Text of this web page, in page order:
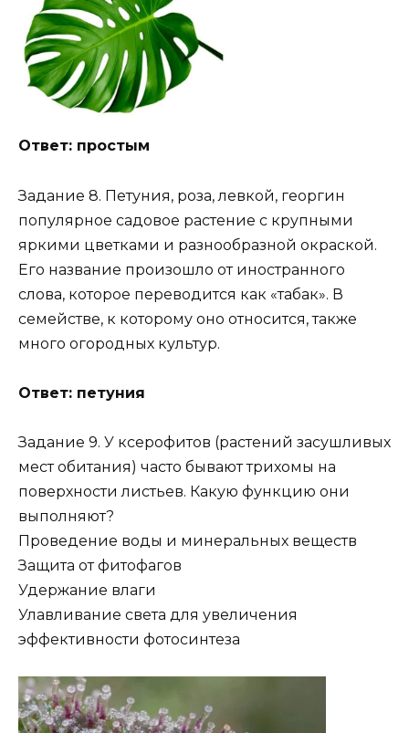
Ответ: простым
Задание 8. Петуния, роза, левкой, георгин
популярное садовое растение с крупными
яркими цветками и разнообразной окраской.
Его название произошло от иностранного
слова, которое переводится как «табак». В
семействе, к которому оно относится, также
много огородных культур.
Ответ: петуния
Задание 9. У ксерофитов (растений засушливых
мест обитания) часто бывают трихомы на
поверхности листьев. Какую функцию они
выполняют?
Проведение воды и минеральных веществ
Защита от фитофагов
Удержание влаги
Улавливание света для увеличения
эффективности фотосинтеза